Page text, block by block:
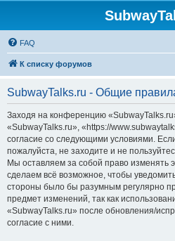
FAQ
К списку форумов
SubwayTalks.ru - Общие
Заходя на конференцию
«SubwayTalks.ru», «https://
согласие со следующими условиями.
пожалуйста, не заходите и не
Мы оставляем за собой право изменять
сделаем всё возможное, чтобы
стороны было бы разумным регулярно
предмет изменений, так как
«SubwayTalks.ru» после обновления/
согласие с ними.